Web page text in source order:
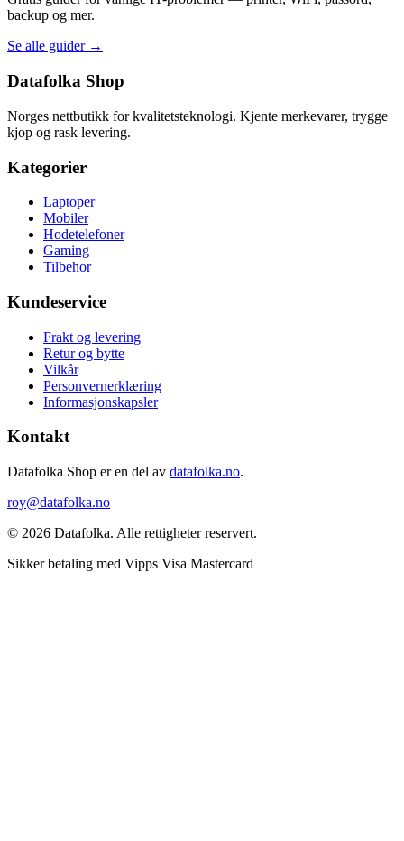
backup og mer.
Se alle guider →
Datafolka Shop
Norges nettbutikk for kvalitetsteknologi. Kjente merkevarer, trygge
kjop og rask levering.
Kategorier
Laptoper
Mobiler
Hodetelefoner
Gaming
Tilbehor
Kundeservice
Frakt og levering
Retur og bytte
Vilkår
Personvernerklæring
Informasjonskapsler
Kontakt
Datafolka Shop er en del av datafolka.no.
roy@datafolka.no
© 2026 Datafolka. Alle rettigheter reservert.
Sikker betaling med Vipps Visa Mastercard